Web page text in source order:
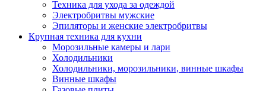
Техника для ухода за одеждой
Электробритвы мужские
Эпиляторы и женские электробритвы
Крупная техника для кухни
Морозильные камеры и лари
Холодильники
Холодильники, морозильники, винные шкафы
Винные шкафы